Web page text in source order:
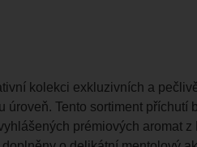
kolekci exkluzivních a
Tento sortiment příchutí
prémiových aromat